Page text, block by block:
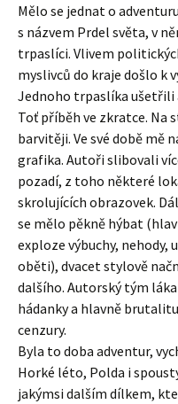
Mělo se jednat o
s názvem Prdel světa, v
trpaslíci. Vlivem
myslivců do kraje došlo k
Jednoho trpaslíka
Toť příběh ve zkratce. Na
barvitěji. Ve své době mě
grafika. Autoři slibovali
pozadí, z toho některé
skrolujících obrazovek.
se mělo pěkně hýbat
exploze výbuchy,
oběti), dvacet stylově
dalšího. Autorský tým
hádanky a hlavně
cenzury.
Byla to doba adventur,
Horké léto, Polda i
jakýmsi dalším dílkem,